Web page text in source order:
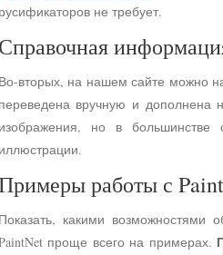
русификаторов не требует.
Справочная
Во-вторых, на нашем сайте можно
переведена вручную и дополнена
изображения, но в большинстве
иллюстрации.
работы с
Показать, какими возможностями
проще всего на примерах.